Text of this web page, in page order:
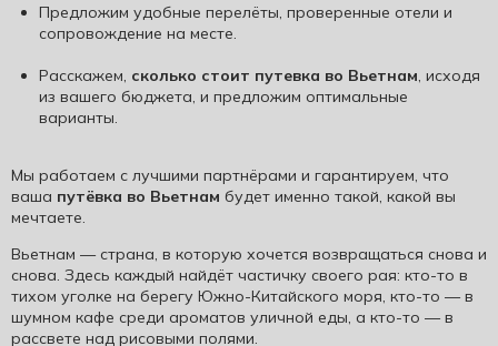
Предложим удобные перелёты, проверенные отели и
сопровождение на месте.
Расскажем, сколько стоит путевка во Вьетнам, исходя
из вашего бюджета, и предложим оптимальные
варианты.
Мы работаем с лучшими партнёрами и гарантируем, что
ваша путёвка во Вьетнам будет именно такой, какой вы
мечтаете.
Вьетнам — страна, в которую хочется возвращаться снова и
снова. Здесь каждый найдёт частичку своего рая: кто-то в
тихом уголке на берегу Южно-Китайского моря, кто-то — в
шумном кафе среди ароматов уличной еды, а кто-то — в
рассвете над рисовыми полями.